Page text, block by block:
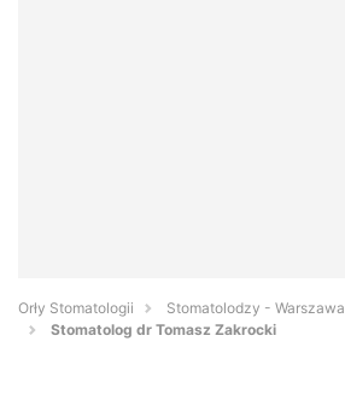
Orły Stomatologii
Stomatolodzy - Warszawa
Stomatolog dr Tomasz Zakrocki